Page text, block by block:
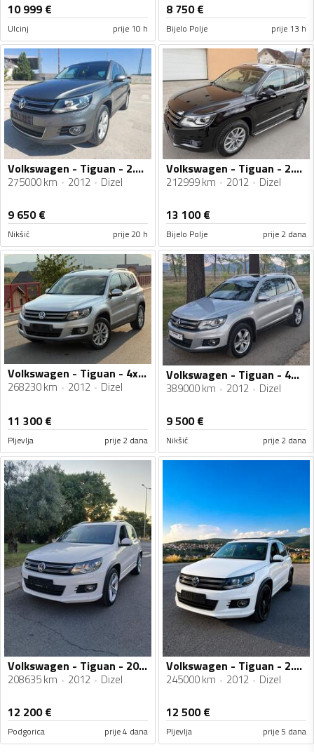
10 999 €
Ulcinj prije 10 h
8 750€
Bijelo Polje prije 13 h
Volkswagen - Tiguan - 2.0tdi
275000 km 2012 Dizel
9 650€
Nikšić prije 20 h
Volkswagen - Tiguan - 2.0TDi
212999 km 2012 Dizel
13 100€
Bijelo Polje prije 2 dana
Volkswagen - Tiguan - 4x4 2.0 TDI DSG
268230 km 2012 Dizel
11 300€
Pljevlja prije 2 dana
Volkswagen - Tiguan - 4Motion
389000 km 2012 Dizel
9 500€
Nikšić prije 2 dana
Volkswagen - Tiguan - 20Tdi
208635 km 2012 Dizel
12 200€
Podgorica prije 4 dana
Volkswagen - Tiguan - 2.0 TDI R Line
245000 km 2012 Dizel
12 500€
Pljevlja prije 5 dana